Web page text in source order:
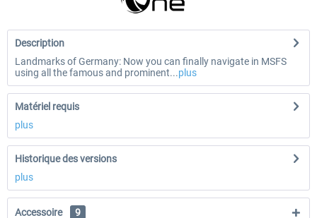
Description
Landmarks of Germany: Now you can finally navigate in MSFS
using all the famous and prominent...plus
Matériel requis
plus
Historique des versions
plus
Accessoire 9